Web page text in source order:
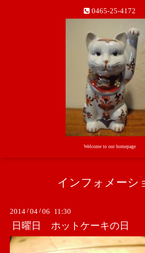
0465-25-4172
Welcome to our homepage
インフォメーシ
2014 /04 /06 11:30
日曜日 ホットケーキの日